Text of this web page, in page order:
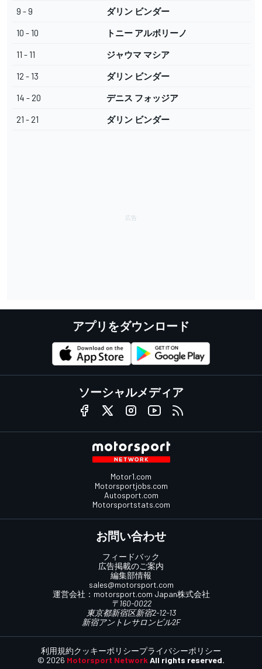
9 - 9 ダリン ビンダー
10 - 10 トニー アルボリーノ
11 - 11 ジャウマ マシア
12 - 13 ダリン ビンダー
14 - 20 デニス フォッジア
21 - 21 ダリン ビンダー
アプリをダウンロード
ソーシャルメディア
Motor1.com
Motorsportjobs.com
Autosport.com
Motorsportstats.com
お問い合わせ
フィードバック
広告掲載のご案内
編集部情報
sales@motorsport.com
運営会社： motorsport.com Japan株式会社
〒160-0022
東京都新宿区新宿2-12-13
新宿アントレサロンビル2F
© 2026 Motorsport Network All rights reserved.
利用規約クッキーポリシープライバシーポリシー